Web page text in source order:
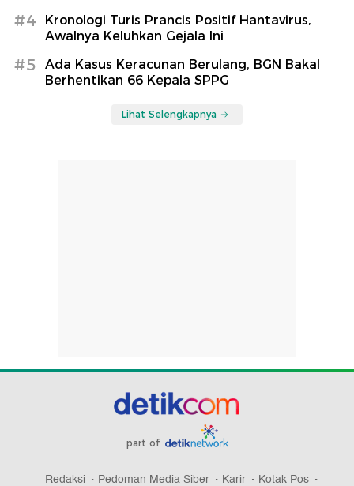
#4
Kronologi Turis Prancis Positif Hantavirus,
Awalnya Keluhkan Gejala Ini
#5
Ada Kasus Keracunan Berulang, BGN Bakal
Berhentikan 66 Kepala SPPG
Lihat Selengkapnya
part of
Redaksi Pedoman Media Siber Karir Kotak Pos